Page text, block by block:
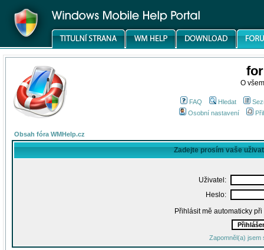
O
FAQ Hledat
Osobní nastavení
Obsah fóra WMHelp.cz
Zadejte prosím vaše
Uživatel:
Heslo:
Přihlásit mě automaticky
Zapomněl(a) jsem